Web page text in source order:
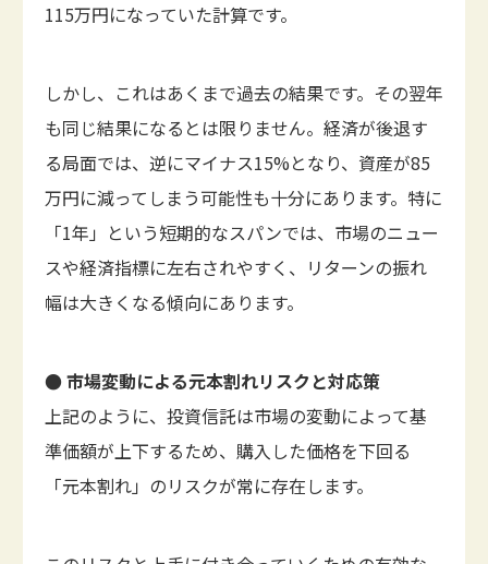
115万円になっていた計算です。
しかし、これはあくまで過去の結果です。その翌年
も同じ結果になるとは限りません。経済が後退す
る局面では、逆にマイナス15%となり、資産が85
万円に減ってしまう可能性も十分にあります。特に
「1年」という短期的なスパンでは、市場のニュー
スや経済指標に左右されやすく、リターンの振れ
幅は大きくなる傾向にあります。
● 市場変動による元本割れリスクと対応策
上記のように、投資信託は市場の変動によって基
準価額が上下するため、購入した価格を下回る
「元本割れ」のリスクが常に存在します。